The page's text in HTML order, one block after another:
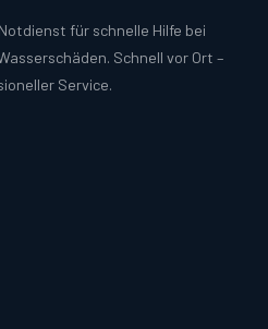
für schnelle Hilfe bei
Schnell vor Ort –
Service.